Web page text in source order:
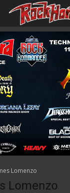
Lomenzo
Lomenzo